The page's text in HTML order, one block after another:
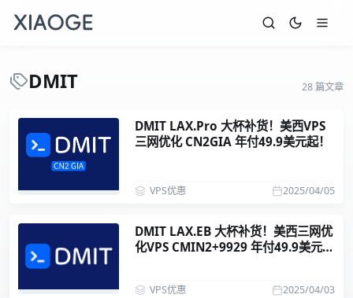
DMIT 28 篇文章
DMIT LAX.Pro 大杯补货！美西VPS
三网优化 CN2GIA 年付49.9美元起！
2025/04/05
VPS优惠
DMIT LAX.EB 大杯补货！美西三网优
化VPS CMIN2+9929 年付49.9美元
2025/04/03
VPS优惠